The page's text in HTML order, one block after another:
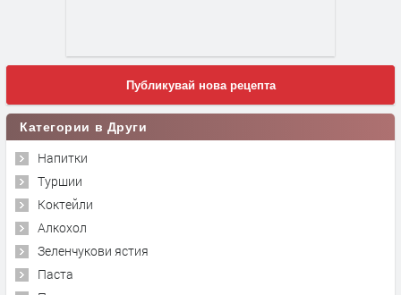
Публикувай нова рецепта
Категории в Други
Напитки
Туршии
Коктейли
Алкохол
Зеленчукови ястия
Паста